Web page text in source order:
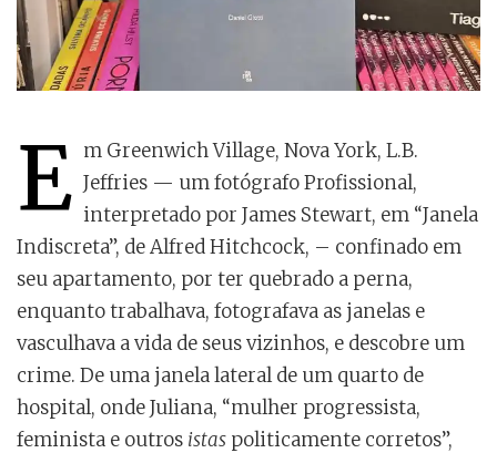
E m Greenwich Village, Nova York, L.B.
Jeffries — um fotógrafo Profissional,
interpretado por James Stewart, em “Janela
Indiscreta”, de Alfred Hitchcock, – confinado em
seu apartamento, por ter quebrado a perna,
enquanto trabalhava, fotografava as janelas e
vasculhava a vida de seus vizinhos, e descobre um
crime. De uma janela lateral de um quarto de
hospital, onde Juliana, “mulher progressista,
feminista e outros istas politicamente corretos”,